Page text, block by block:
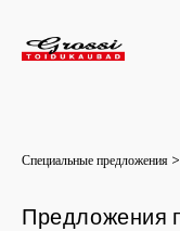
Специальные предложения >
Предложения